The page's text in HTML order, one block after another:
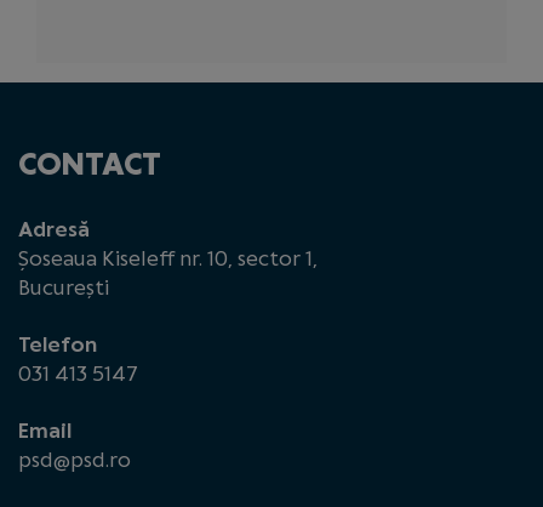
CONTACT
Adresă
Șoseaua Kiseleff nr. 10, sector 1,
București
Telefon
031 413 5147
Email
psd@psd.ro